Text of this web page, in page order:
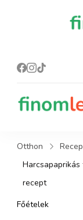
Otthon
Harcsapaprikás
recept
Főételek